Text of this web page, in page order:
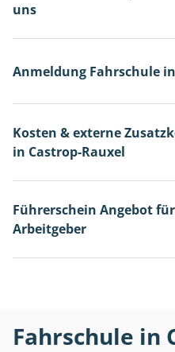
uns
Anmeldung Fahrschule
Kosten & externe
in Castrop-Rauxel
Führerschein Angebot
Arbeitgeber
Fahrschule in